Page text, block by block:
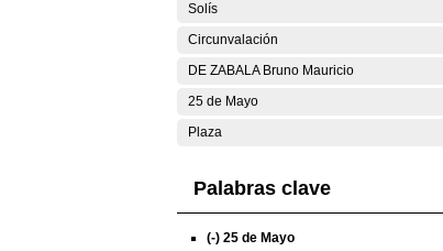
Solís
Circunvalación
DE ZABALA Bruno Mauricio
25 de Mayo
Plaza
Palabras clave
(-) 25 de Mayo